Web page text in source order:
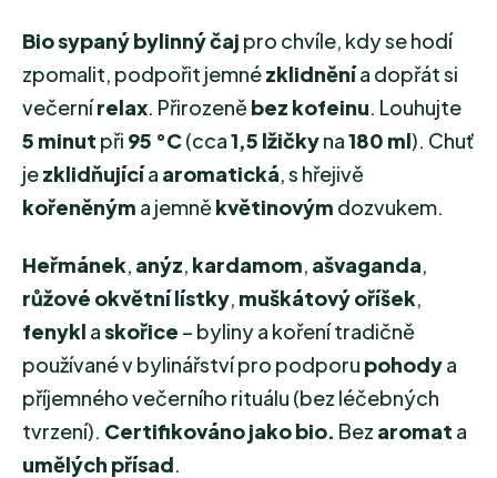
Bio sypaný bylinný čaj pro chvíle, kdy se hodí
zpomalit, podpořit jemnézklidněnía dopřát si
večernírelax . Přirozeněbez kofeinu . Louhujte
5 minut při 95 °C(cca1,5 lžičkyna180 ml). Chuť
jezklidňujícía aromatická , s hřejivě
kořeněným a jemněkvětinovým dozvukem.
Heřmánek anýz kardamom ašvaganda
růžové okvětní lístky muškátový oříšek
fenykl askořice – byliny a koření tradičně
používané v bylinářství pro podporu pohodya
příjemného večerního rituálu (bez léčebných
tvrzení). Certifikováno jako bio. Bez aromat a
umělých přísad